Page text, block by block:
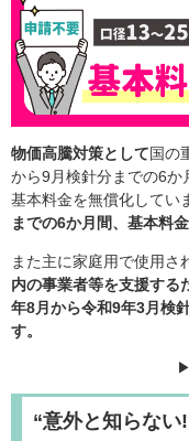
物価高騰対策として国の
から9月検針分までの6
基本料金を無償化してい
までの6か月間、基本料
また主に家庭用で使用さ
内の事業者等を支援する
年8月から令和9年3月検
す。
“意外と知らな